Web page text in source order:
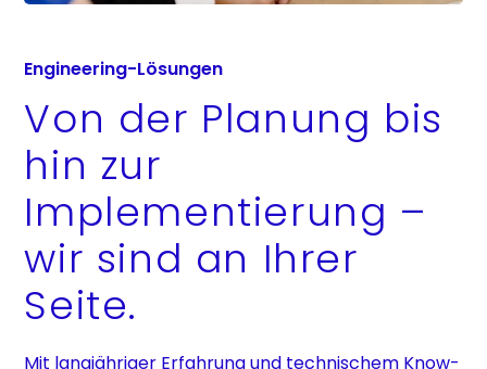
Engineering-Lösungen
Von der Planung bis
hin zur
Implementierung –
wir sind an Ihrer
Seite.
Mit langjähriger Erfahrung und technischem Know-